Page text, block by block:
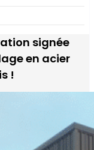
signée
en acier
!